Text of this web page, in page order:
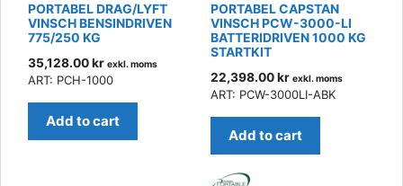
PORTABEL DRAG/LYFT
VINSCH BENSINDRIVEN
775/250 KG
35,128.00kr exkl. moms
ART: PCH-1000
Add to cart
PORTABEL CAPSTAN
VINSCH PCW-3000-LI
BATTERIDRIVEN 1000 KG
STARTKIT
22,398.00kr exkl. moms
ART: PCW-3000LI-ABK
Add to cart